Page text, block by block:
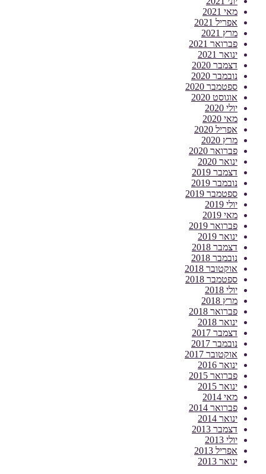
מאי 2021
אפריל 2021
מרץ 2021
פברואר 2021
ינואר 2021
דצמבר 2020
נובמבר 2020
ספטמבר 2020
אוגוסט 2020
יולי 2020
מאי 2020
אפריל 2020
מרץ 2020
פברואר 2020
ינואר 2020
דצמבר 2019
נובמבר 2019
ספטמבר 2019
יולי 2019
מאי 2019
פברואר 2019
ינואר 2019
דצמבר 2018
נובמבר 2018
אוקטובר 2018
ספטמבר 2018
יולי 2018
מרץ 2018
פברואר 2018
ינואר 2018
דצמבר 2017
נובמבר 2017
אוקטובר 2017
ינואר 2016
פברואר 2015
ינואר 2015
מאי 2014
פברואר 2014
ינואר 2014
דצמבר 2013
יולי 2013
אפריל 2013
ינואר 2013